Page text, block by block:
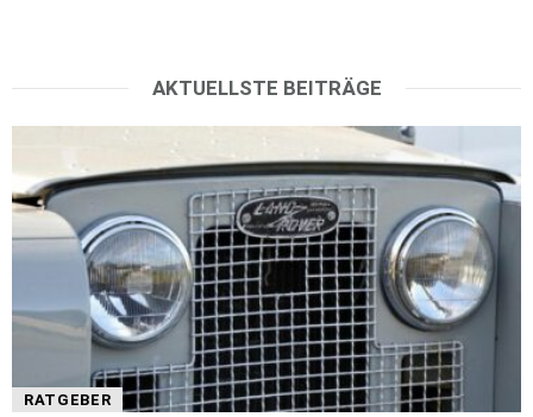
AKTUELLSTE BEITRÄGE
RATGEBER